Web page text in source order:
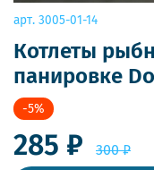
арт. 3005-01-14
Котлеты
панировке
-5%
285 ₽
300 ₽